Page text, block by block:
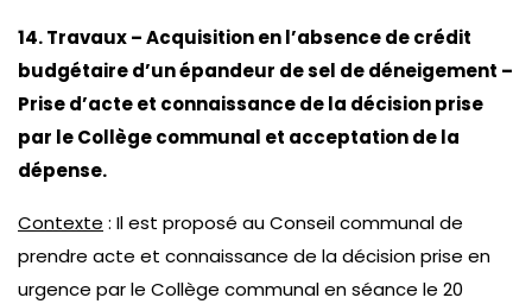
14. Travaux – Acquisition en l’absence de crédit
budgétaire d’un épandeur de sel de déneigement –
Prise d’acte et connaissance de la décision prise
par le Collège communal et acceptation de la
dépense.
Contexte : Il est proposé au Conseil communal de
prendre acte et connaissance de la décision prise en
urgence par le Collège communal en séance le 20